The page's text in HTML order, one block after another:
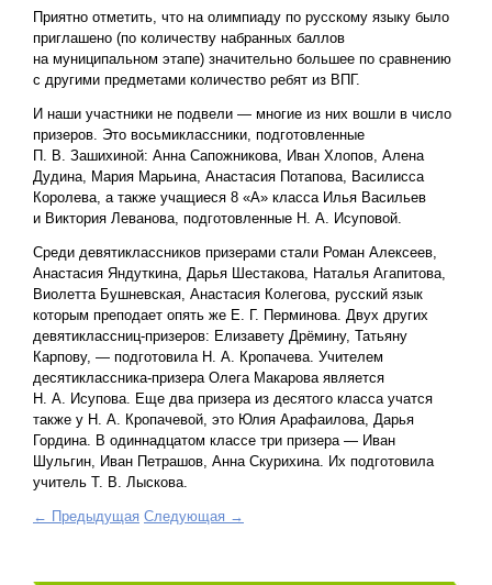
Приятно отметить, что на олимпиаду по русскому языку было
приглашено (по количеству набранных баллов
на муниципальном этапе) значительно большее по сравнению
с другими предметами количество ребят из ВПГ.
И наши участники не подвели — многие из них вошли в число
призеров. Это восьмиклассники, подготовленные
П. В. Зашихиной: Анна Сапожникова, Иван Хлопов, Алена
Дудина, Мария Марьина, Анастасия Потапова, Василисса
Королева, а также учащиеся 8 «А» класса Илья Васильев
и Виктория Леванова, подготовленные Н. А. Исуповой.
Среди девятиклассников призерами стали Роман Алексеев,
Анастасия Яндуткина, Дарья Шестакова, Наталья Агапитова,
Виолетта Бушневская, Анастасия Колегова, русский язык
которым преподает опять же Е. Г. Перминова. Двух других
девятиклассниц-призеров: Елизавету Дрёмину, Татьяну
Карпову, — подготовила Н. А. Кропачева. Учителем
десятиклассника-призера Олега Макарова является
Н. А. Исупова. Еще два призера из десятого класса учатся
также у Н. А. Кропачевой, это Юлия Арафаилова, Дарья
Гордина. В одиннадцатом классе три призера — Иван
Шульгин, Иван Петрашов, Анна Скурихина. Их подготовила
учитель Т. В. Лыскова.
← Предыдущая Следующая →